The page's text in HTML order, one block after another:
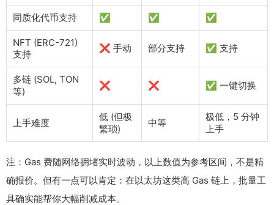
同质化代币支持 ✅ ✅ ✅
NFT (ERC-721)
支持
❌ 手动 部分支持 ✅ 支持
多链 (SOL, TON
等)
❌ ❌ ✅ 一键切换
上手难度
低 (但极
繁琐)
中等
极低，5 分钟
上手
注：Gas 费随网络拥堵实时波动，以上数值为参考区间，不是精
确报价。但有一点可以肯定：在以太坊这类高 Gas 链上，批量工
具确实能帮你大幅削减成本。